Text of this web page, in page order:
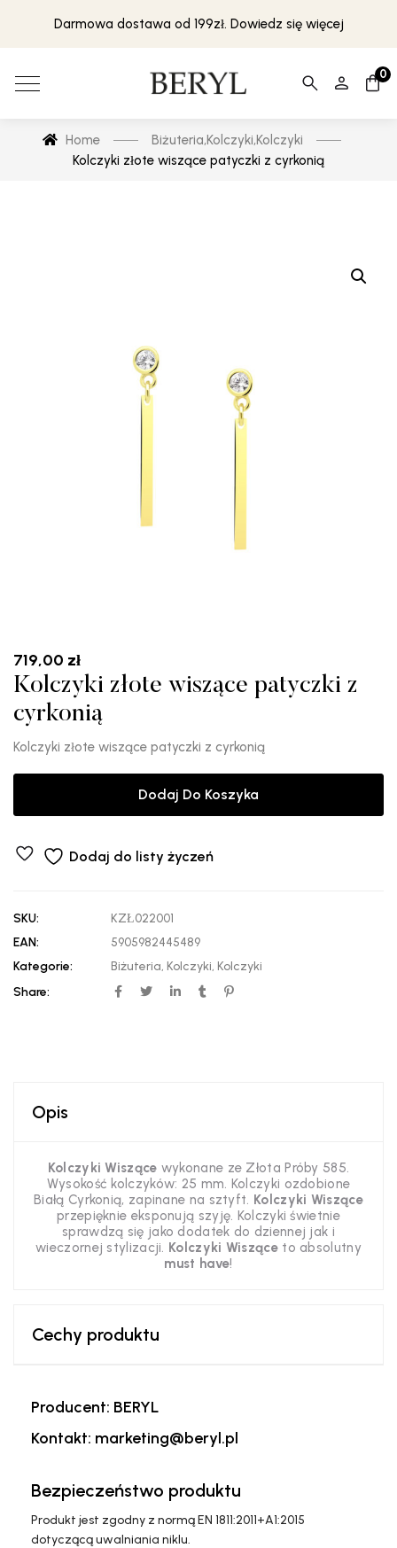
Darmowa dostawa od 199zł. Dowiedz się więcej
0
Home Biżuteria,Kolczyki,Kolczyki
Kolczyki złote wiszące patyczki z cyrkonią
719,00 zł
Kolczyki złote wiszące patyczki z
cyrkonią
Kolczyki złote wiszące patyczki z cyrkonią
Dodaj Do Koszyka
Dodaj do listy życzeń
SKU:
KZŁ022001
EAN:
5905982445489
Kategorie:
Biżuteria, Kolczyki, Kolczyki
Share:
Opis
Kolczyki Wiszące wykonane ze Złota Próby 585.
Wysokość kolczyków: 25 mm. Kolczyki ozdobione
Białą Cyrkonią, zapinane na sztyft. Kolczyki Wiszące
przepięknie eksponują szyję. Kolczyki świetnie
sprawdzą się jako dodatek do dziennej jak i
wieczornej stylizacji. Kolczyki Wiszące to absolutny
must have!
Cechy produktu
Producent: BERYL
Kontakt: marketing@beryl.pl
Bezpieczeństwo produktu
Produkt jest zgodny z normą EN 1811:2011+A1:2015
dotyczącą uwalniania niklu.